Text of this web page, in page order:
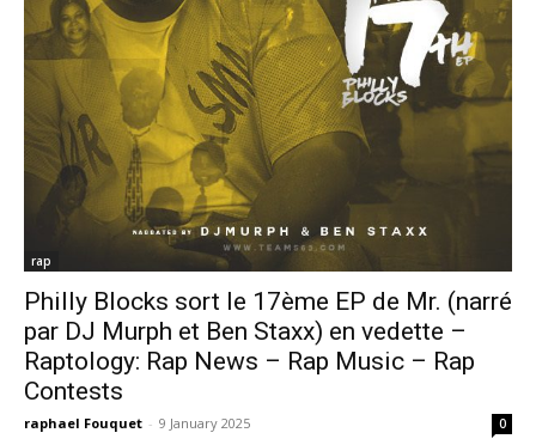
rap
Philly Blocks sort le 17ème EP de Mr. (narré
par DJ Murph et Ben Staxx) en vedette –
Raptology: Rap News – Rap Music – Rap
Contests
raphael Fouquet - 9 January 2025 0